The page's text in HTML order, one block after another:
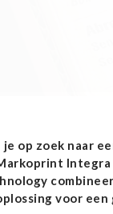
je op zoek naar
Integra
voor